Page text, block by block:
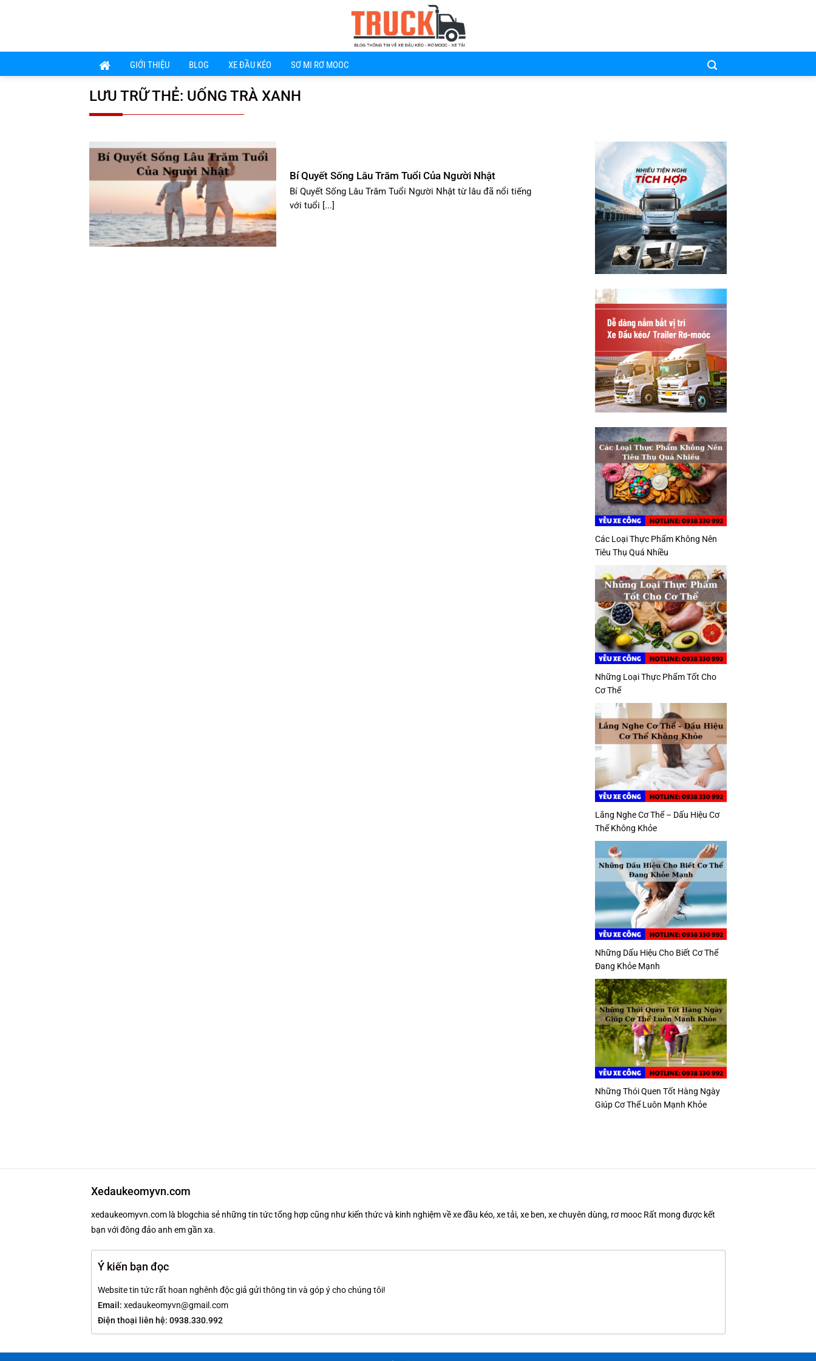
dung
GIỚI THIỆU BLOG XE ĐẦU KÉO SƠ MI RƠ MOOC
LƯU TRỮ THẺ: UỐNG TRÀ XANH
Bí Quyết Sống Lâu Trăm Tuổi Của Người Nhật
Bí Quyết Sống Lâu Trăm Tuổi Người Nhật từ lâu đã nổi tiếng
với tuổi [...]
Các Loại Thực Phẩm Không Nên
Tiêu Thụ Quá Nhiều
Những Loại Thực Phẩm Tốt Cho
Cơ Thể
Lắng Nghe Cơ Thể – Dấu Hiệu Cơ
Thể Không Khỏe
Những Dấu Hiệu Cho Biết Cơ Thể
Đang Khỏe Mạnh
Những Thói Quen Tốt Hàng Ngày
Giúp Cơ Thể Luôn Mạnh Khỏe
Xedaukeomyvn.com
xedaukeomyvn.com là blogchia sẻ những tin tức tổng hợp cũng như kiến thức và kinh nghiệm về xe đầu kéo, xe tải, xe ben, xe chuyên dùng, rơ mooc Rất mong được kết
bạn với đông đảo anh em gần xa.
Ý kiến bạn đọc
Website tin tức rất hoan nghênh độc giả gửi thông tin và góp ý cho chúng tôi!
Email: xedaukeomyvn@gmail.com
Điện thoại liên hệ: 0938.330.992